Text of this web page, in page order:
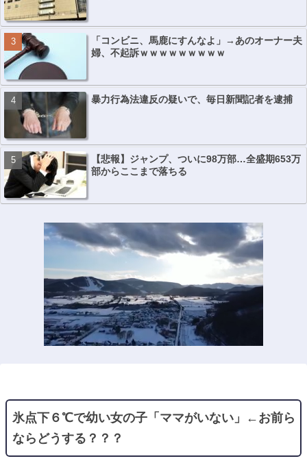
「コンビニ、馬鹿にすんなよ」→あのオーナー夫
婦、不起訴ｗｗｗｗｗｗｗｗｗ
暴力行為法違反の疑いで、毎日新聞記者を逮捕
【悲報】ジャンプ、ついに98万部…全盛期653万
部からここまで落ちる
氷点下６℃で幼い女の子「ママがいない」←お前ら
ならどうする？？？